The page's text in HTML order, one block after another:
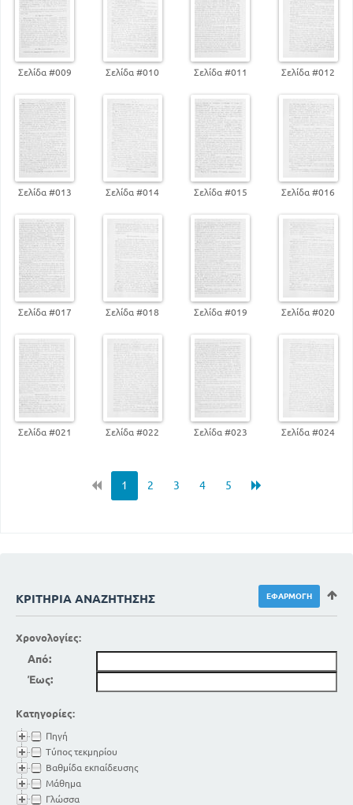
Σελίδα #009 Σελίδα #010 Σελίδα #011 Σελίδα #012
Σελίδα #013 Σελίδα #014 Σελίδα #015 Σελίδα #016
Σελίδα #017 Σελίδα #018 Σελίδα #019 Σελίδα #020
Σελίδα #021 Σελίδα #022 Σελίδα #023 Σελίδα #024
1 2 3 4 5
ΚΡΙΤΉΡΙΑ ΑΝΑΖΉΤΗΣΗΣ
Χρονολογίες:
Από:
Έως:
Κατηγορίες:
Πηγή
Τύπος τεκμηρίου
Βαθμίδα εκπαίδευσης
Μάθημα
Γλώσσα